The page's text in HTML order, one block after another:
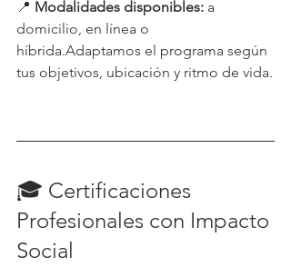
📍 Modalidades disponibles: a
domicilio, en línea o
híbrida.Adaptamos el programa según
tus objetivos, ubicación y ritmo de vida.
🎓 Certificaciones
Profesionales con Impacto
Social